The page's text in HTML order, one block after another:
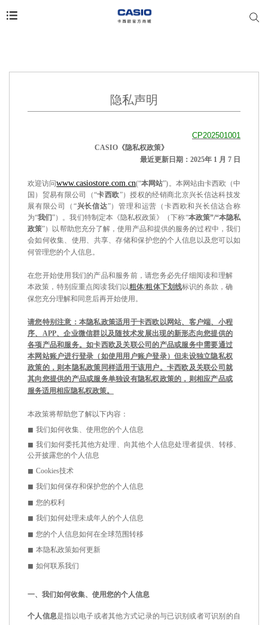
隐私声明
CP202501001
CASIO《隐私权政策》
最近更新日期： 2025年 1 月 7 日
欢迎访问www.casiostore.com.cn(“本网站”)。本网站由卡西欧（中
国）贸易有限公司（“卡西欧”）授权的经销商北京兴长信达科技发
展有限公司（ “兴长信达”）管理和运营（卡西欧和兴长信达合称
为“我们”）。我们特制定本《隐私权政策》（下称“本政策”/“本隐私
政策”）以帮助您充分了解，使用产品和提供的服务的过程中，我们
会如何收集、使用、共享、存储和保护您的个人信息以及您可以如
何管理您的个人信息。
在您开始使用我们的产品和服务前，请您务必先仔细阅读和理解
本政策，特别应重点阅读我们以粗体/粗体下划线标识的条款，确
保您充分理解和同意后再开始使用。
请您特别注意：本隐私政策适用于卡西欧以网站、客户端、小程
序、 APP、企业微信群以及随技术发展出现的新形态向您提供的
各项产品和服务。如卡西欧及关联公司的产品或服务中需要通过
本网站账户进行登录（如使用用户账户登录）但未设独立隐私权
政策的，则本隐私政策同样适用于该用户。卡西欧及关联公司就
其向您提供的产品或服务单独设有隐私权政策的，则相应产品或
服务适用相应隐私权政策。
本政策将帮助您了解以下内容：
◼ 我们如何收集、使用您的个人信息
◼ 我们如何委托其他方处理、向其他个人信息处理者提供、转移、
公开披露您的个人信息
◼ Cookies技术
◼ 我们如何保存和保护您的个人信息
◼ 您的权利
◼ 我们如何处理未成年人的个人信息
◼ 您的个人信息如何在全球范围转移
◼ 本隐私政策如何更新
◼ 如何联系我们
一、 我们如何收集、使用您的个人信息
个人信息是指以电子或者其他方式记录的与已识别或者可识别的自